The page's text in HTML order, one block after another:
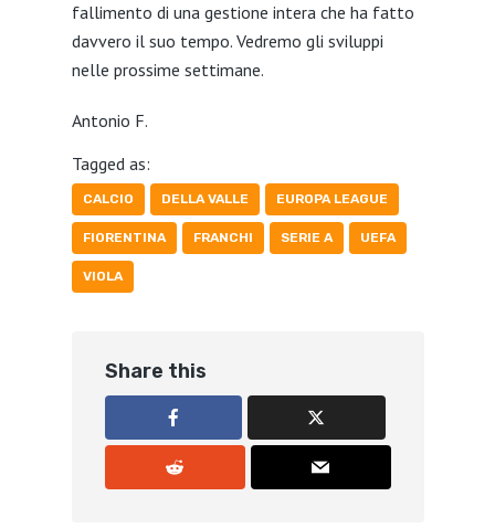
fallimento di una gestione intera che ha fatto
davvero il suo tempo. Vedremo gli sviluppi
nelle prossime settimane.
Antonio F.
Tagged as:
CALCIO DELLA VALLE EUROPA LEAGUE
FIORENTINA FRANCHI SERIE A UEFA
VIOLA
Share this